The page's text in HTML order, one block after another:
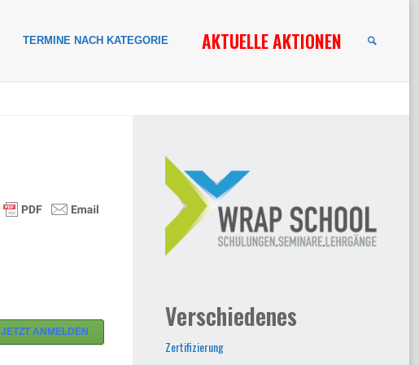
TERMINE NACH KATEGORIE AKTUELLE AKTIONEN
JETZT ANMELDEN Verschiedenes
Zertifizierung